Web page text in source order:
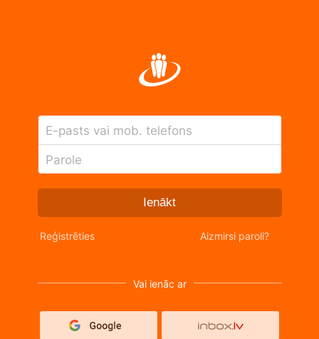
E-pasts vai mob. telefons
Parole
Ienākt
Reģistrēties Aizmirsi paroli?
Vai ienāc ar